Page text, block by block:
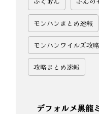
モンハンまとめ速報
モンハンワイルズ攻
攻略まとめ速報
デフォルメ黒龍